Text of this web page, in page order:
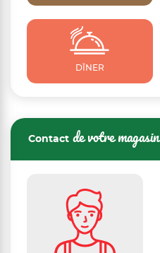
DÎNER
Contact de votre magasin